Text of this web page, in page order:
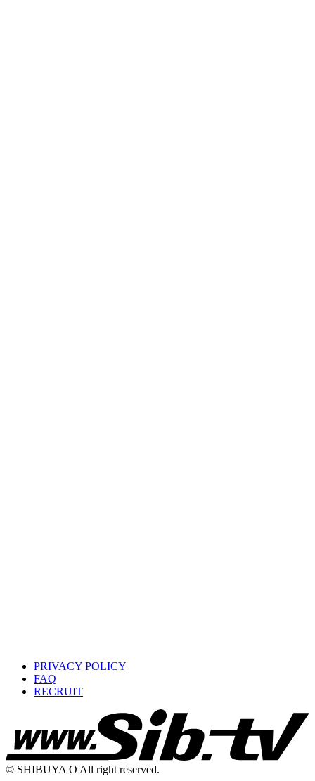
PRIVACY POLICY
FAQ
RECRUIT
© SHIBUYA O All right reserved.